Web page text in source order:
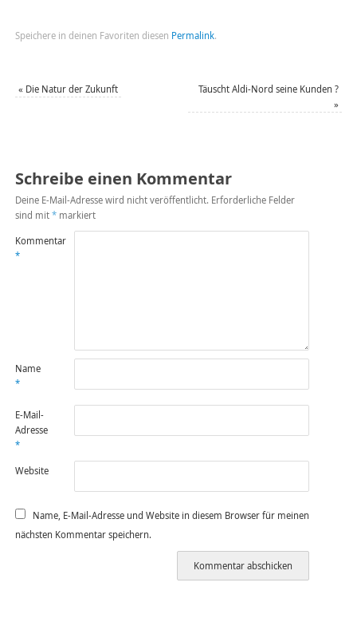
Speichere in deinen Favoriten diesen Permalink.
« Die Natur der Zukunft
Täuscht Aldi-Nord seine Kunden ?
»
Schreibe einen Kommentar
Deine E-Mail-Adresse wird nicht veröffentlicht. Erforderliche Felder
sind mit *markiert
Kommentar
*
Name
*
E-Mail-
Adresse
*
Website
Name, E-Mail-Adresse und Website in diesem Browser für meinen
nächsten Kommentar speichern.